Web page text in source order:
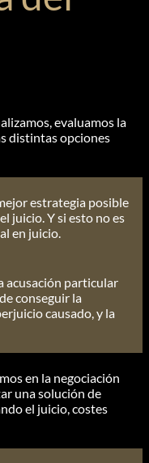
evaluamos la
distintas opciones
estrategia posible
juicio. Y si esto no es
en juicio.
acusación particular
conseguir la
causado, y la
en la negociación
una solución de
el juicio, costes